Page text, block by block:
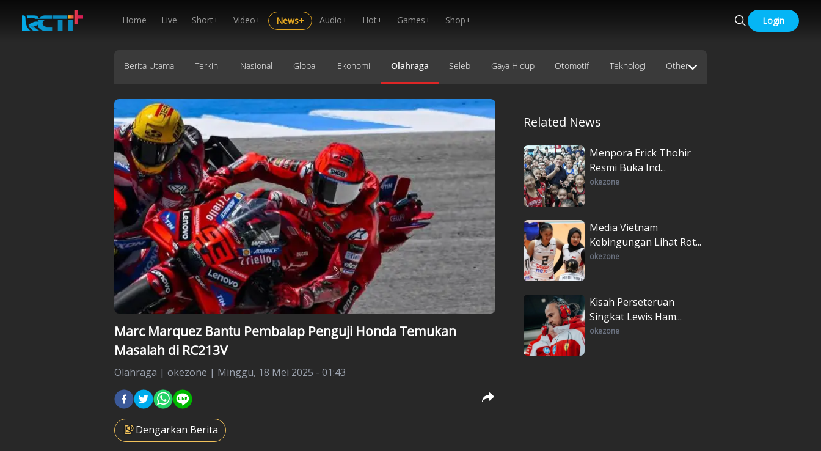
Home Live Short+ Video+ News+ Audio+ Hot+ Games+ Shop+ Login
Berita Utama Terkini Nasional Global Ekonomi Olahraga Seleb Gaya Hidup Otomotif Teknologi Other
Marc Marquez Bantu Pembalap Penguji Honda Temukan
Masalah di RC213V
Olahraga | okezone | Minggu, 18 Mei 2025 - 01:43
Dengarkan Berita
Related News
Menpora Erick Thohir
Resmi Buka Ind...
okezone
Media Vietnam
Kebingungan Lihat Rot...
okezone
Kisah Perseteruan
Singkat Lewis Ham...
okezone